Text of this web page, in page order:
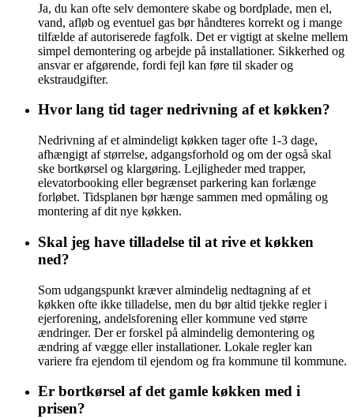
Ja, du kan ofte selv demontere skabe og bordplade, men el,
vand, afløb og eventuel gas bør håndteres korrekt og i mange
tilfælde af autoriserede fagfolk. Det er vigtigt at skelne mellem
simpel demontering og arbejde på installationer. Sikkerhed og
ansvar er afgørende, fordi fejl kan føre til skader og
ekstraudgifter.
Hvor lang tid tager nedrivning af et køkken?
Nedrivning af et almindeligt køkken tager ofte 1-3 dage,
afhængigt af størrelse, adgangsforhold og om der også skal
ske bortkørsel og klargøring. Lejligheder med trapper,
elevatorbooking eller begrænset parkering kan forlænge
forløbet. Tidsplanen bør hænge sammen med opmåling og
montering af dit nye køkken.
Skal jeg have tilladelse til at rive et køkken
ned?
Som udgangspunkt kræver almindelig nedtagning af et
køkken ofte ikke tilladelse, men du bør altid tjekke regler i
ejerforening, andelsforening eller kommune ved større
ændringer. Der er forskel på almindelig demontering og
ændring af vægge eller installationer. Lokale regler kan
variere fra ejendom til ejendom og fra kommune til kommune.
Er bortkørsel af det gamle køkken med i
prisen?